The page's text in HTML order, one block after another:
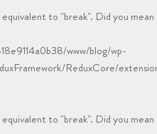
to "break". Did you mean
www/blog/wp-
ReduxCore/
to "break". Did you mean